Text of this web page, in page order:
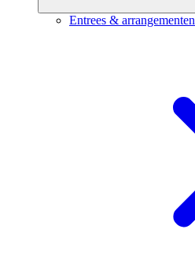
Entrees & arrangementen